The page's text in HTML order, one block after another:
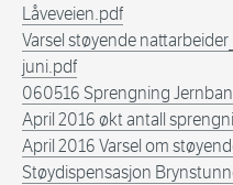
Låveveien.pdf
Varsel støyende
juni.pdf
060516 Sprengning
April 2016 økt antall
April 2016 Varsel om
Støydispensasjon